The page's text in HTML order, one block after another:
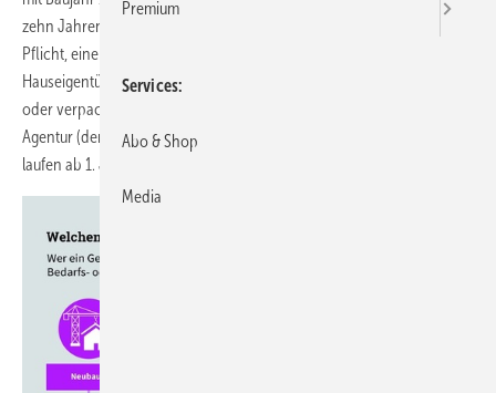
zehn Jahren und sind seit Anfang 2009 ausgestellt worden. Die
Pflicht, einen aktuellen Energieausweis vorzulegen, gilt für
Hauseigentümer, die ihr Haus in naher Zukunft verkaufen, vermieten
oder verpachten wollen. Darauf verweist die Deutsche Energie-
Agentur (dena). Die ersten Energieausweise von Nichtwohngebäuden
laufen ab 1. Juli 2019 ab.
Premium
Services
Abo & Shop
Media